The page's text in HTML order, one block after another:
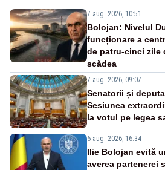
7 aug. 2026, 10:51
Bolojan: Nivelul
funcționare a
de patru-cinci zile
scădea
7 aug. 2026, 09:07
Senatorii și
Sesiunea
la votul pe legea
6 aug. 2026, 16:34
Ilie Bolojan evită
averea partenerei